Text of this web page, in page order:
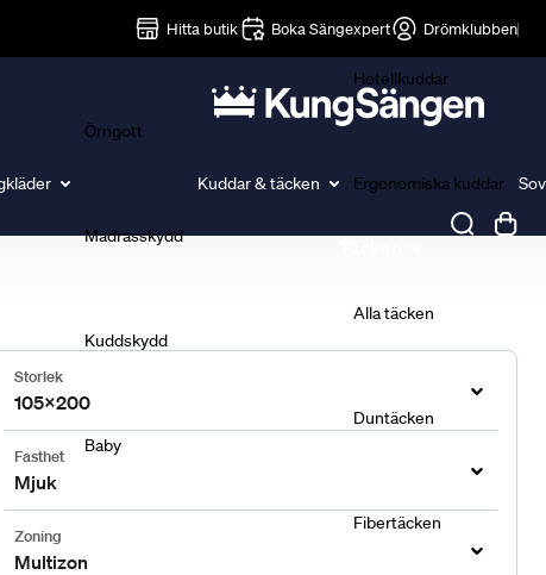
Hitta butik Boka Sängexpert Drömklubben
Örngott
Madrasskydd
Kuddskydd
Baby
Kuddar & täcken
Hotellkuddar
Ergonomiska kuddar
Alla täcken
Duntäcken
Fibertäcken
Storlek
105x200
Fasthet
Mjuk
Zoning
Multizon